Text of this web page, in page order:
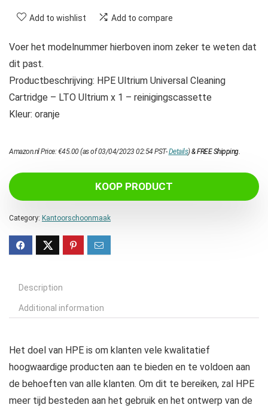
Add to wishlist Add to compare
Voer het modelnummer hierboven inom zeker te weten dat
dit past.
Productbeschrijving: HPE Ultrium Universal Cleaning
Cartridge – LTO Ultrium x 1 – reinigingscassette
Kleur: oranje
Amazon.nl Price:€45.00(as of 03/04/2023 02:54 PST-Details)&FREE Shipping.
KOOP PRODUCT
Category: Kantoorschoonmaak
Description
Additional information
Het doel van HPE is om klanten vele kwalitatief
hoogwaardige producten aan te bieden en te voldoen aan
de behoeften van alle klanten. Om dit te bereiken, zal HPE
meer tijd besteden aan het gebruik en het ontwerp van de